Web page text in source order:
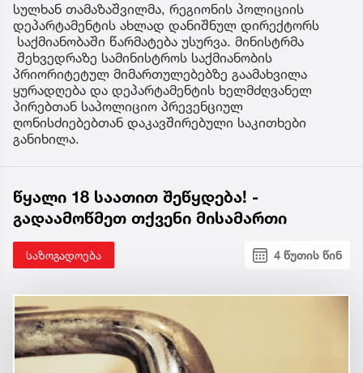
სულხან თამაზაშვილმა, რეგიონის პოლიციის
დეპარტამენტის ახლად დანიშნულ დირექტორს
საქმიანობაში წარმატება უსურვა. მინისტრმა
შეხვედრაზე სამინისტროს საქმიანობის
პრიორიტეტულ მიმართულებებზე გაამახვილა
ყურადღება და დეპარტამენტის ხელმძღვანელ
პირებთან საპოლიციო პრევენციულ
ღონისძიებებთან დაკავშირებული საკითხები
განიხილა.
წყალი 18 საათით შეწყდება! -
გადაამოწმეთ თქვენი მისამართი
საზოგადოება 4 წუთის წინ